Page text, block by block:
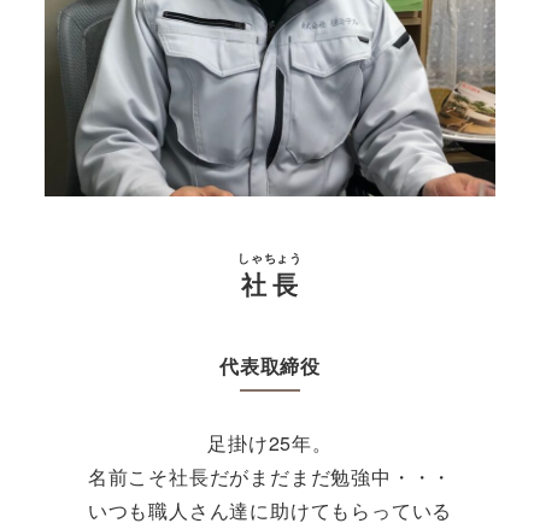
社長
しゃちょう
代表取締役
足掛け25年。
名前こそ社長だがまだまだ勉強中・・・
いつも職人さん達に助けてもらっている